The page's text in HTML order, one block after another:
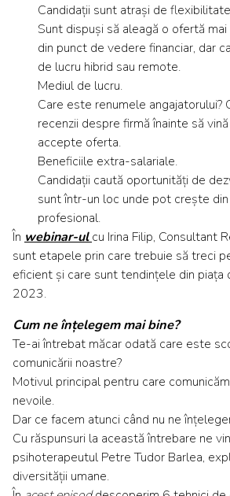
Candidații sunt atrași de
Sunt dispuși să aleagă o ofertă
din punct de vedere financiar, dar
de lucru hibrid sau remote.
Mediul de lucru.
Care este renumele angajatorului?
recenzii despre firmă înainte să
accepte oferta.
Beneficiile extra-salariale.
Candidații caută oportunități de
sunt într-un loc unde pot crește
profesional.
În webinar-ul cu Irina Filip, Consultant
sunt etapele prin care trebuie să treci
eficient și care sunt tendințele din piața
2023.
Cum ne înțelegem mai bine?
Te-ai întrebat măcar odată care este
comunicării noastre?
Motivul principal pentru care
nevoile.
Dar ce facem atunci când nu ne
Cu răspunsuri la această întrebare ne
psihoterapeutul Petre Tudor Barlea,
diversității umane.